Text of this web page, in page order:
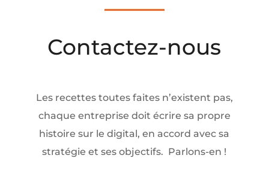
Contactez-nous
Les recettes toutes faites n’existent pas,
chaque entreprise doit écrire sa propre
histoire sur le digital, en accord avec sa
stratégie et ses objectifs. Parlons-en !